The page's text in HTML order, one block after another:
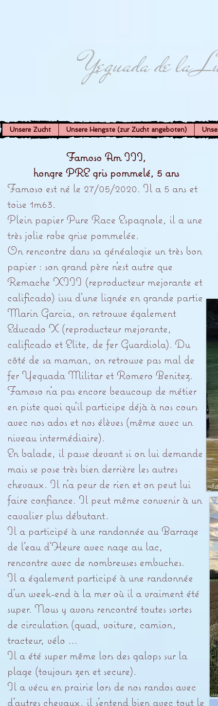
Yeguada de la
Unsere Zucht Unsere Hengste (zur Zucht angeboten)
Famoso Am III,
hongre PRE gris pommelé, 5 ans
Famoso est né le 27/05/2020. Il a 5 ans et
toise 1m63.
Plein papier Pure Race Espagnole, il a une
très jolie robe grise pommelée.
On rencontre dans sa généalogie un très bon
papier : son grand père n’est autre que
Remache XIII (reproducteur mejorante et
calificado) issu d’une lignée en grande partie
Marin Garcia, on retrouve également
Educado X (reproducteur mejorante,
calificado et Elite, de fer Guardiola). Du
côté de sa maman, on retrouve pas mal de
fer Yeguada Militar et Romero Benitez.
Famoso n’a pas encore beaucoup de métier
en piste quoi qu’il participe déjà à nos cours
avec nos ados et nos élèves (même avec un
niveau intermédiaire).
En balade, il passe devant si on lui demande
mais se pose très bien derrière les autres
chevaux. Il n’a peur de rien et on peut lui
faire confiance. Il peut même convenir à un
cavalier plus débutant.
Il a participé à une randonnée au Barrage
de l’eau d’Heure avec nage au lac,
rencontre avec de nombreuses embuches.
Il a également participé à une randonnée
d’un week-end à la mer où il a vraiment été
super. Nous y avons rencontré toutes sortes
de circulation (quad, voiture, camion,
tracteur, vélo …
Il a été super même lors des galops sur la
plage (toujours zen et secure).
Il a vécu en prairie lors de nos randos avec
d’autres chevaux, il s’entend bien avec tout le